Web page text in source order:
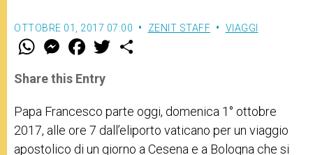
OTTOBRE 01, 2017 07:00 ZENIT STAFF VIAGGI
W
t
s
p
p
M
e
s
e
g
e
r
F
a
e
b
o
k
w
r
Share this Entry
Papa Francesco parte oggi, domenica 1° ottobre
2017, alle ore 7 dall’eliporto vaticano per un viaggio
apostolico di un giorno a Cesena e a Bologna che si